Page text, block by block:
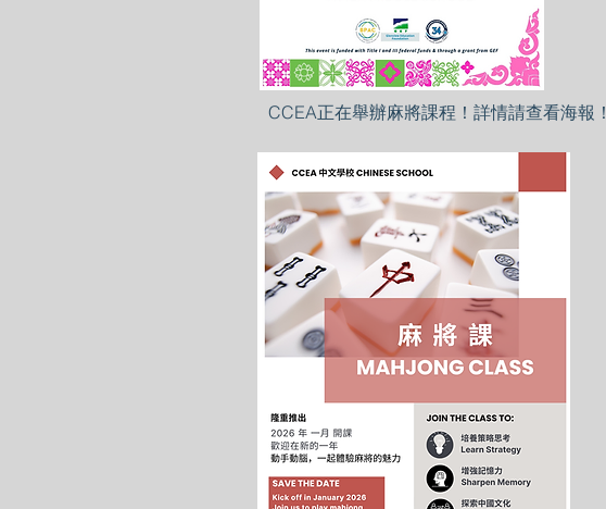
CCEA正在舉辦麻將課程！詳情請查看海報！